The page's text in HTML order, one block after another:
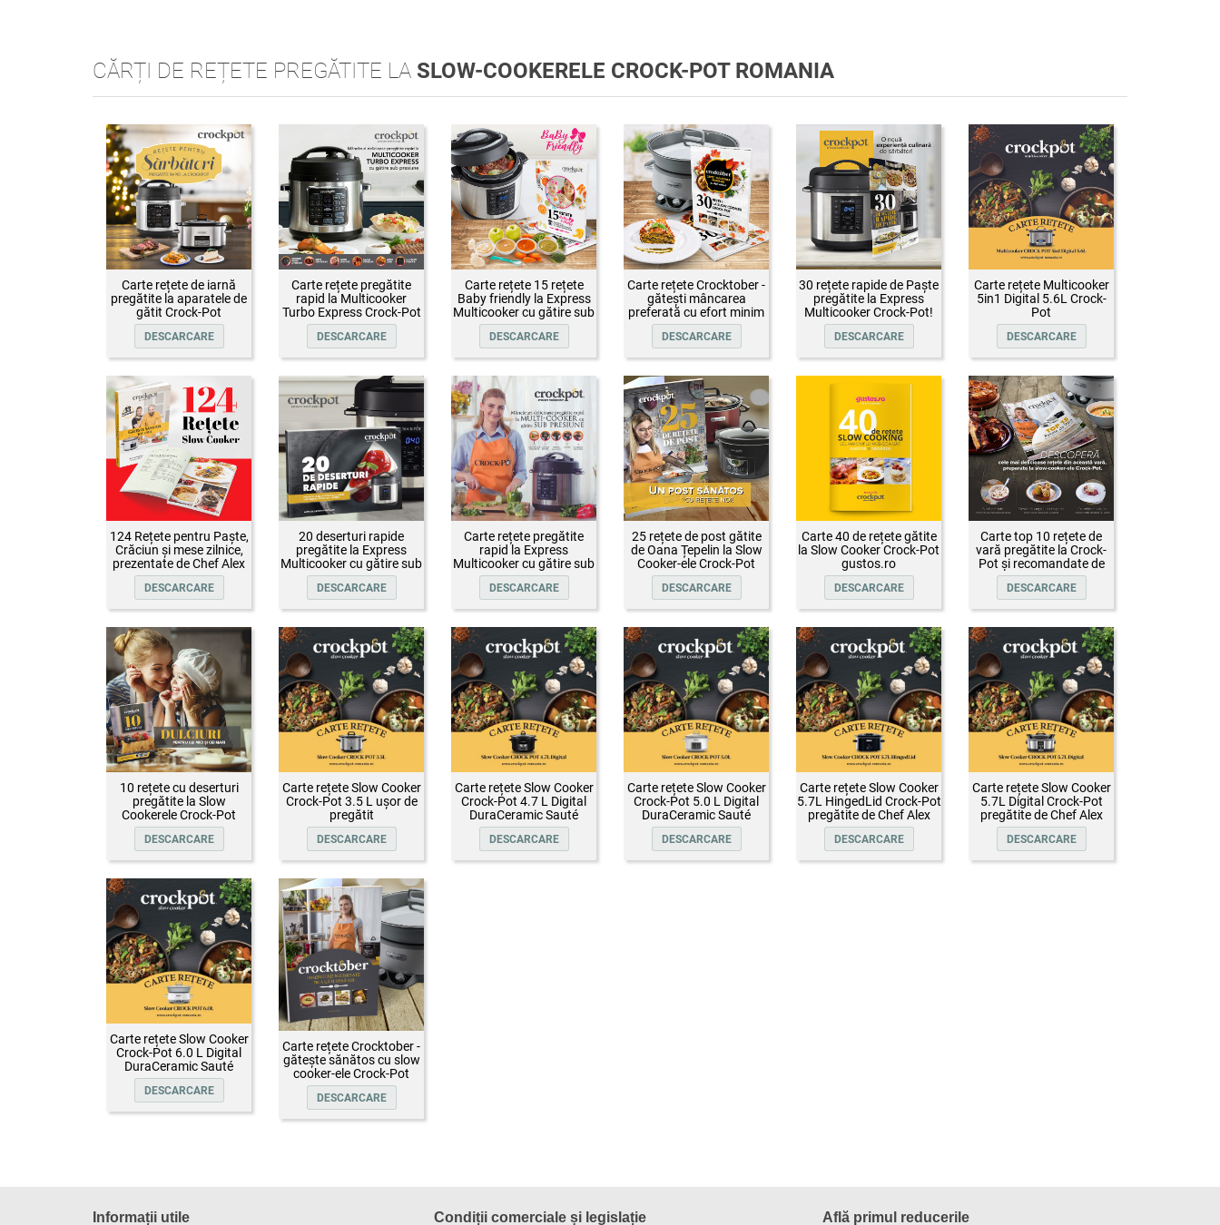
CĂRȚI DE REȚETE PREGĂTITE LA SLOW-COOKERELE CROCK-POT ROMANIA
Carte rețete de iarnă
pregătite la aparatele de
gătit Crock-Pot
DESCARCARE
Carte rețete pregătite
rapid la Multicooker
Turbo Express Crock-Pot
DESCARCARE
Carte rețete 15 rețete
Baby friendly la Express
Multicooker cu gătire sub
presiune Crock-Pot
DESCARCARE
Carte rețete Crocktober -
gătești mâncarea
preferată cu efort minim
DESCARCARE
30 rețete rapide de Paște
pregătite la Express
Multicooker Crock-Pot!
DESCARCARE
Carte rețete Multicooker
5in1 Digital 5.6L Crock-
Pot
DESCARCARE
124 Rețete pentru Paște,
Crăciun și mese zilnice,
prezentate de Chef Alex
Cîrțu și invitații săi
DESCARCARE
20 deserturi rapide
pregătite la Express
Multicooker cu gătire sub
presiune Crock-Pot
DESCARCARE
Carte rețete pregătite
rapid la Express
Multicooker cu gătire sub
presiune Crock-Pot
DESCARCARE
25 rețete de post gătite
de Oana Țepelin la Slow
Cooker-ele Crock-Pot
DESCARCARE
Carte 40 de rețete gătite
la Slow Cooker Crock-Pot
gustos.ro
DESCARCARE
Carte top 10 rețete de
vară pregătite la Crock-
Pot și recomandate de
Oana Țepelin
DESCARCARE
10 rețete cu deserturi
pregătite la Slow
Cookerele Crock-Pot
DESCARCARE
Carte rețete Slow Cooker
Crock-Pot 3.5 L ușor de
pregătit
DESCARCARE
Carte rețete Slow Cooker
Crock-Pot 4.7 L Digital
DuraCeramic Sauté
DESCARCARE
Carte rețete Slow Cooker
Crock-Pot 5.0 L Digital
DuraCeramic Sauté
DESCARCARE
Carte rețete Slow Cooker
5.7L HingedLid Crock-Pot
pregătite de Chef Alex
Cîrțu
DESCARCARE
Carte rețete Slow Cooker
5.7L Digital Crock-Pot
pregătite de Chef Alex
Cîrțu
DESCARCARE
Carte rețete Slow Cooker
Crock-Pot 6.0 L Digital
DuraCeramic Sauté
DESCARCARE
Carte rețete Crocktober -
gătește sănătos cu slow
cooker-ele Crock-Pot
DESCARCARE
Informații utile Condiții comerciale și legislație Află primul reducerile